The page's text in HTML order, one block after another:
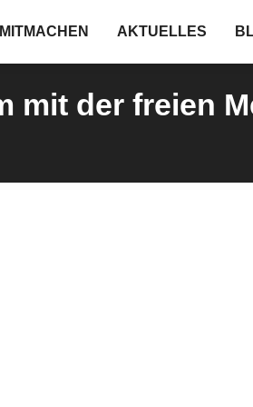
MITMACHEN AKTUELLES
mit der freien